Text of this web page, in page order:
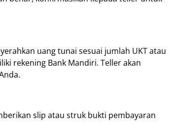
uang tunai sesuai jumlah UKT atau
rekening Bank Mandiri. Teller akan
slip atau struk bukti pembayaran